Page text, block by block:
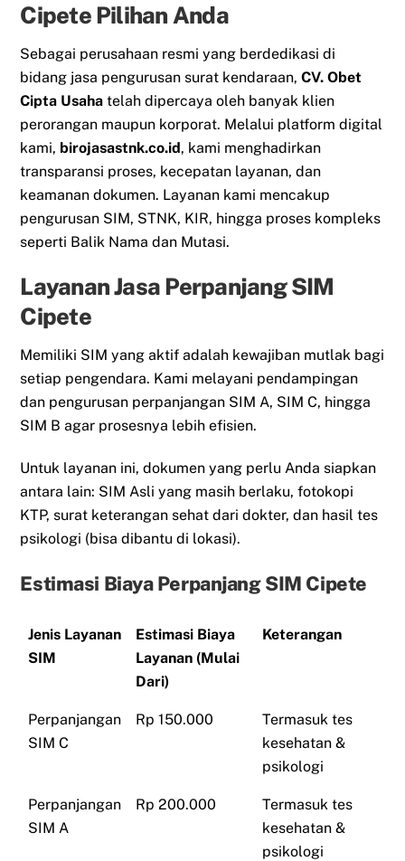
Cipete Pilihan Anda
Sebagai perusahaan resmi yang berdedikasi di
bidang jasa pengurusan surat kendaraan,CV. Obet
Cipta Usaha telah dipercaya oleh banyak klien
perorangan maupun korporat. Melalui platform digital
kami, birojasastnk.co.id, kami menghadirkan
transparansi proses, kecepatan layanan, dan
keamanan dokumen. Layanan kami mencakup
pengurusan SIM, STNK, KIR, hingga proses kompleks
seperti Balik Nama dan Mutasi.
Layanan Jasa Perpanjang SIM
Cipete
Memiliki SIM yang aktif adalah kewajiban mutlak bagi
setiap pengendara. Kami melayani pendampingan
dan pengurusan perpanjangan SIM A, SIM C, hingga
SIM B agar prosesnya lebih efisien.
Untuk layanan ini, dokumen yang perlu Anda siapkan
antara lain: SIM Asli yang masih berlaku, fotokopi
KTP, surat keterangan sehat dari dokter, dan hasil tes
psikologi (bisa dibantu di lokasi).
Estimasi Biaya Perpanjang SIM Cipete
Jenis Layanan
SIM
Estimasi Biaya
Layanan (Mulai
Dari)
Keterangan
Perpanjangan
SIM C
Rp 150.000
Termasuk tes
kesehatan &
psikologi
Perpanjangan
SIM A
Rp 200.000
Termasuk tes
kesehatan &
psikologi